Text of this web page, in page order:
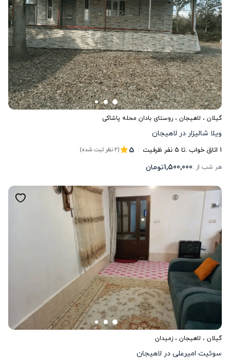
گیلان ، لاهیجان ، روستای بادان محله پاشاکی
ویلا شالیزار در لاهیجان
1 اتاق خواب .تا 5نفر ظرفیت 5 (2 نظر ثبت شده)
هر شب از :1,500,000تومان
گیلان ، لاهیجان ، زمیدان
سوئیت امیرعلی در لاهیجان